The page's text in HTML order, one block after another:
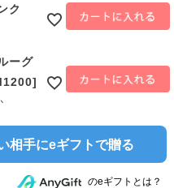
ク
ーグ
相手にeギフトで贈る
のeギフトとは？